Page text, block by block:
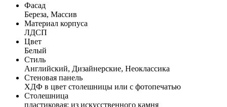
Фасад
Береза, Массив
Материал корпуса
ЛДСП
Цвет
Белый
Стиль
Английский, Дизайнерские, Неоклассика
Стеновая панель
ХДФ в цвет столешницы или с фотопечатью
Столешница
пластиковая; из искусственного камня